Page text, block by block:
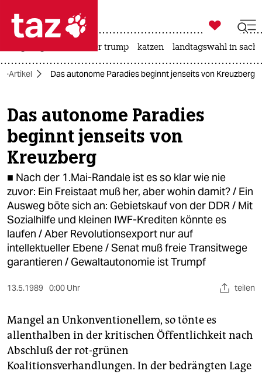
 taz zahl ich
taz zahl ich
themen
politik
öko
gesellschaft
kultur
sport
berlin
nord
wahrheit
verlag
verlag

taz zahl ich
usa unter trump katzen landtagswahl in
Artikel Das autonome Paradies beginnt jenseits von Kreuzberg
Das autonome Paradies
beginnt jenseits von
Kreuzberg
■ Nach der 1.Mai-Randale ist es so klar wie nie
zuvor: Ein Freistaat muß her, aber wohin damit? / Ein
Ausweg böte sich an: Gebietskauf von der DDR / Mit
Sozialhilfe und kleinen IWF-Krediten könnte es
laufen / Aber Revolutionsexport nur auf
intellektueller Ebene / Senat muß freie Transitwege
garantieren / Gewaltautonomie ist Trumpf
13.5.1989 0:00 Uhr teilen
Mangel an Unkonventionellem, so tönte es
allenthalben in der kritischen Öffentlichkeit nach
Abschluß der rot-grünen
Koalitionsverhandlungen. In der bedrängten Lage